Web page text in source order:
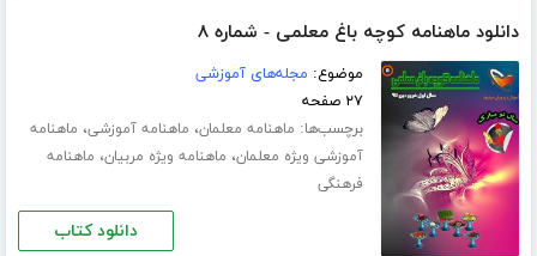
دانلود ماهنامه کوچه باغ معلمی - شماره ۸
موضوع: مجله‌های آموزشی
۲۷ صفحه
برچسب‌ها: ماهنامه معلمان، ماهنامه آموزشی، ماهنامه
آموزشی ویژه معلمان، ماهنامه ویژه مربیان، ماهنامه
فرهنگی
دانلود کتاب